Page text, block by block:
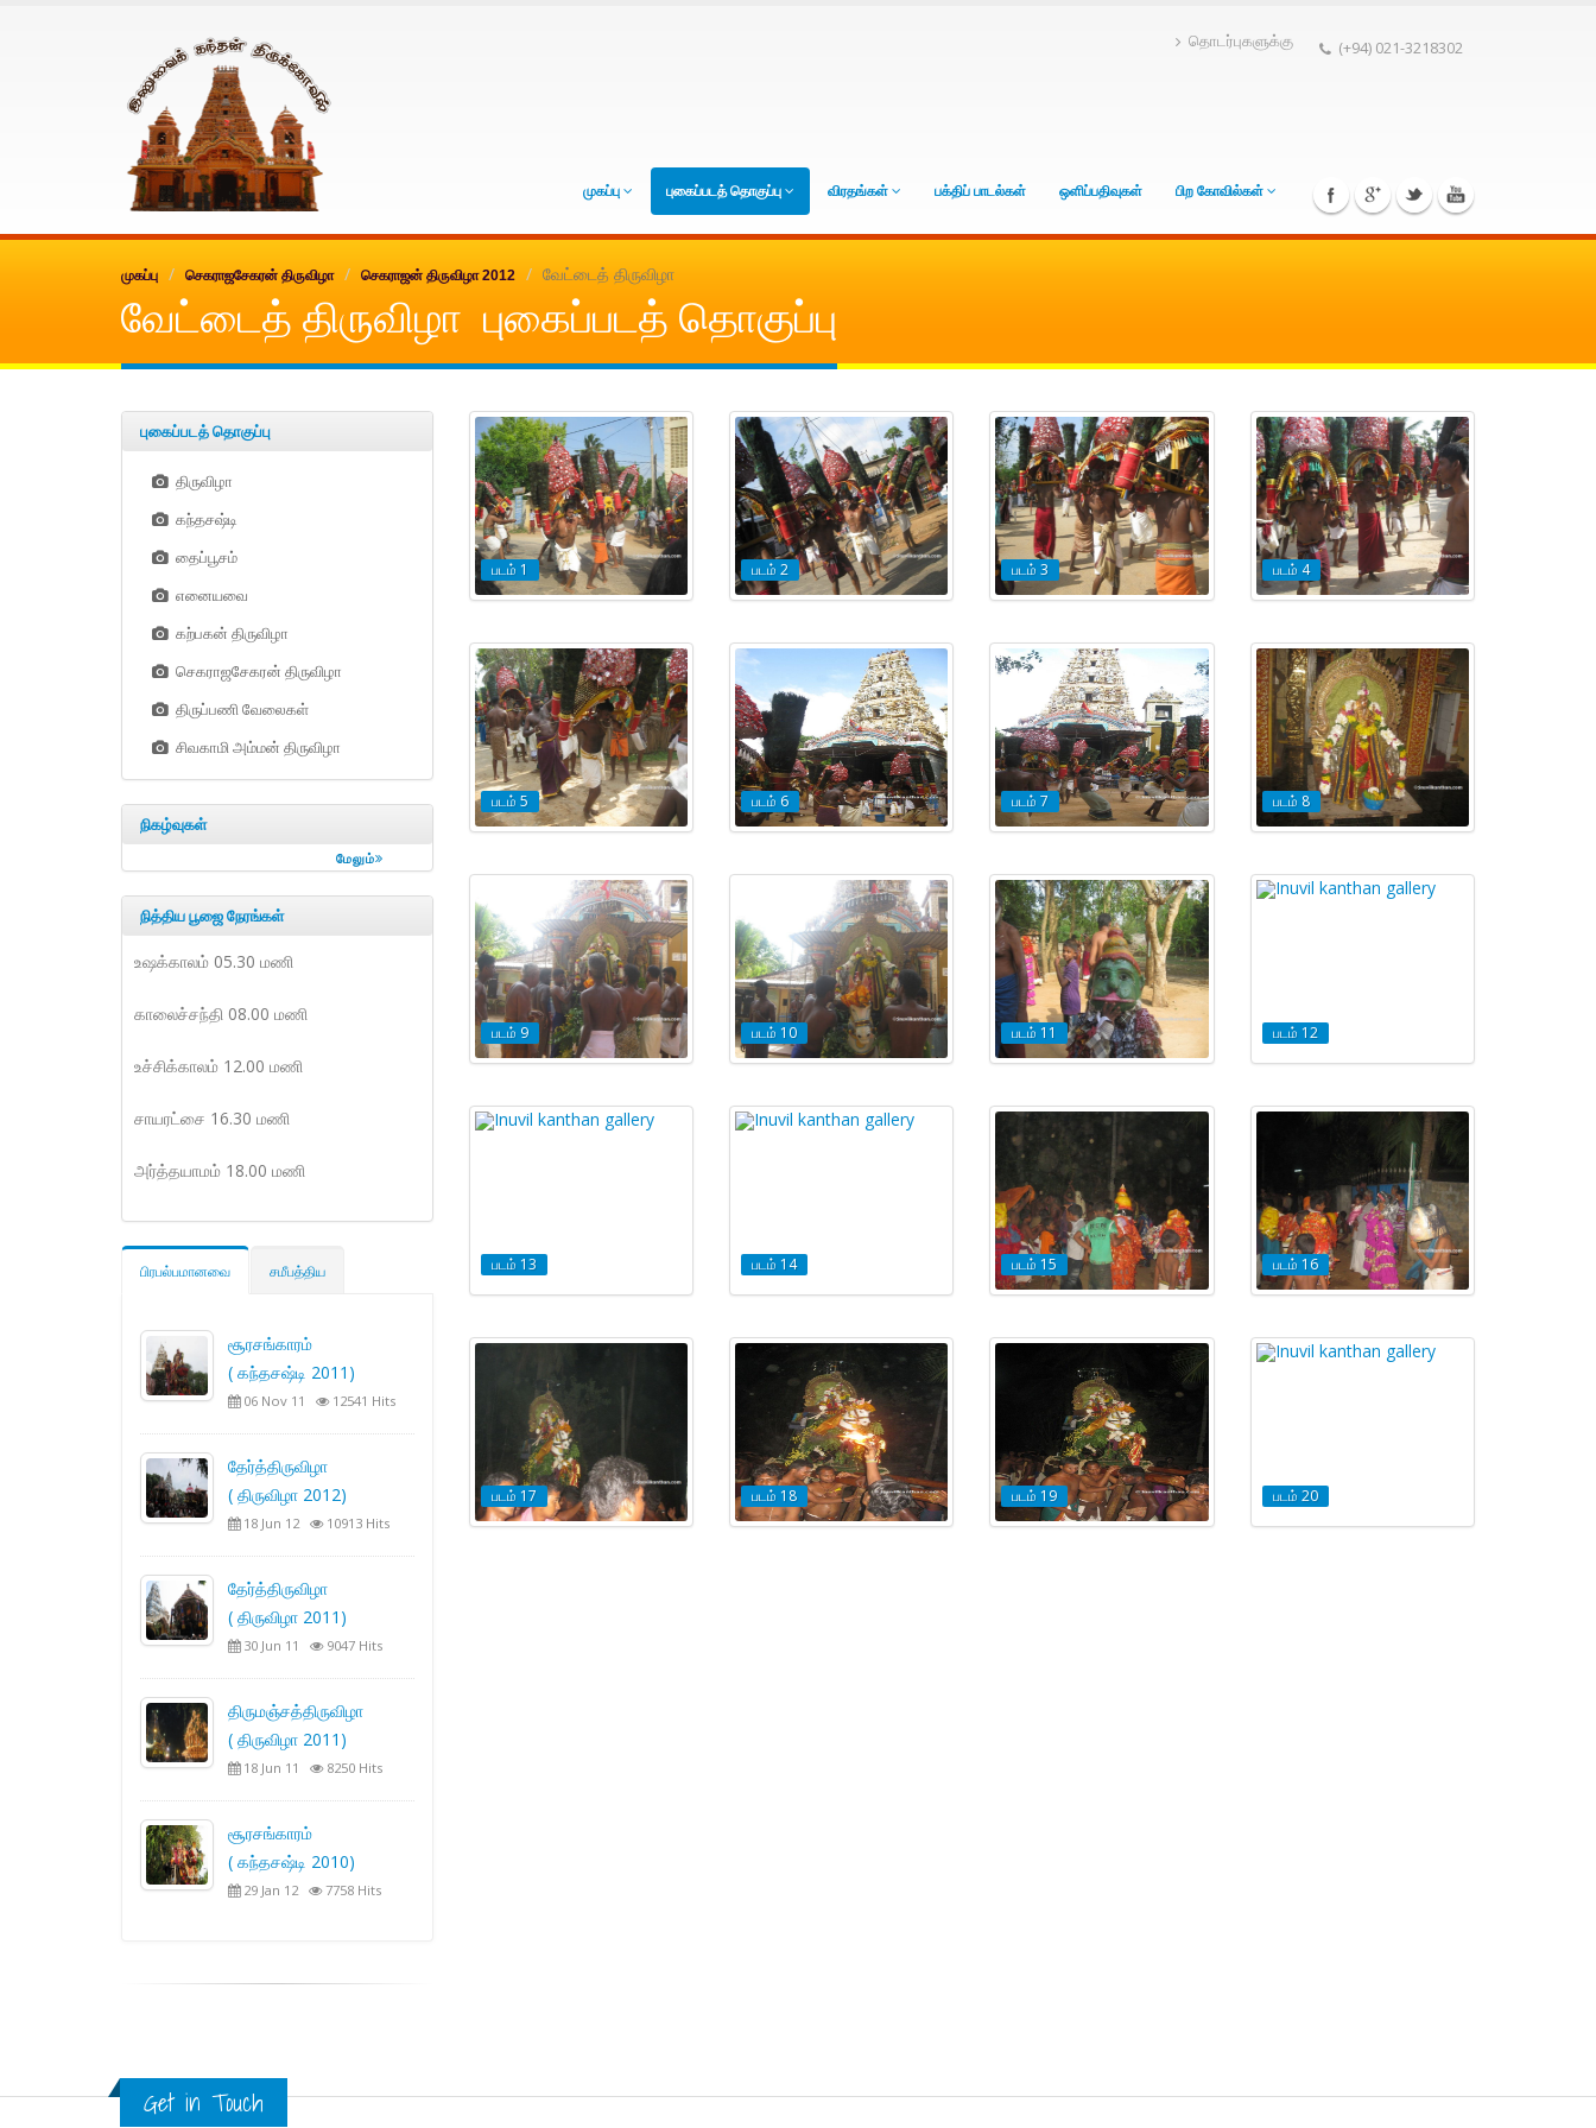
தொடர்புகளுக்கு (+94) 021-3218302
முகப்பு புகைப்படத் தொகுப்பு விரதங்கள் பக்திப் பாடல்கள் ஒளிப்பதிவுகள் பிற கோவில்கள்
முகப்பு செகராஜசேகரன் திருவிழா செகராஜன் திருவிழா 2012 வேட்டைத் திருவிழா
வேட்டைத் திருவிழா புகைப்படத் தொகுப்பு
புகைப்படத் தொகுப்பு
திருவிழா
கந்தசஷ்டி
தைப்பூசம்
எனையவை
கற்பகன் திருவிழா
செகராஜசேகரன் திருவிழா
திருப்பணி வேலைகள்
சிவகாமி அம்மன் திருவிழா
நிகழ்வுகள்
மேலும்
நித்திய பூஜை நேரங்கள்
உஷக்காலம் 05.30 மணி
காலைச்சந்தி 08.00 மணி
உச்சிக்காலம் 12.00 மணி
சாயரட்சை 16.30 மணி
அர்த்தயாமம் 18.00 மணி
பிரபல்பமானவை சமீபத்திய
சூரசங்காரம்
( கந்தசஷ்டி 2011)
06 Nov 11 12541 Hits
தேர்த்திருவிழா
( திருவிழா 2012)
18 Jun 12 10913 Hits
தேர்த்திருவிழா
( திருவிழா 2011)
30 Jun 11 9047 Hits
திருமஞ்சத்திருவிழா
( திருவிழா 2011)
18 Jun 11 8250 Hits
சூரசங்காரம்
( கந்தசஷ்டி 2010)
29 Jan 12 7758 Hits
படம் 1 படம் 2 படம் 3 படம் 4
படம் 5 படம் 6 படம் 7 படம் 8
படம் 9 படம் 10 படம் 11 படம் 12
படம் 13 படம் 14 படம் 15 படம் 16
படம் 17 படம் 18 படம் 19 படம் 20
Get in Touch